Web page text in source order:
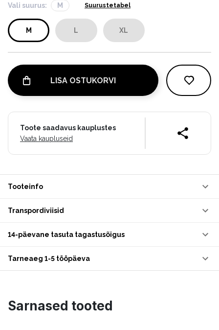
Vali suurus: M Suurustetabel
M L XL
LISA OSTUKORVI
Toote saadavus kauplustes
Vaata kaupluseid
Tooteinfo
Transpordiviisid
14-päevane tasuta tagastusõigus
Tarneaeg 1-5 tööpäeva
Sarnased tooted